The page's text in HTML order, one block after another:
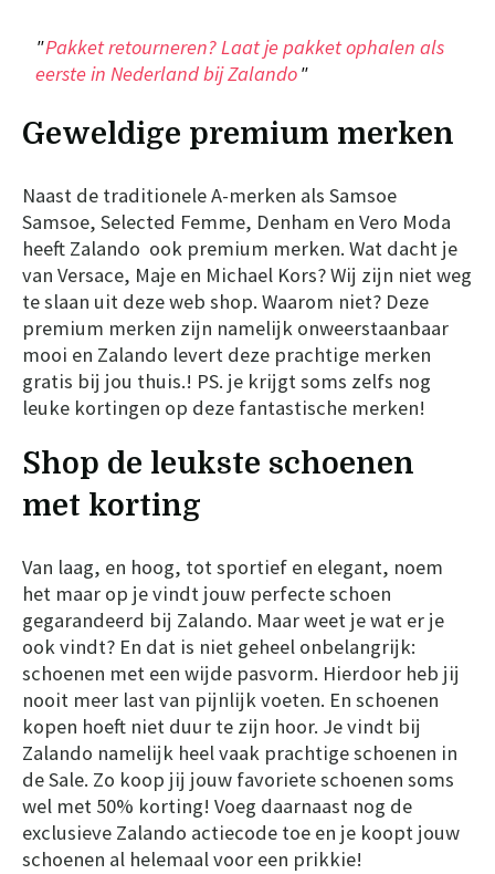
Pakket retourneren? Laat je pakket ophalen als
eerste in Nederland bij Zalando
Geweldige premium merken
Naast de traditionele A-merken als Samsoe
Samsoe, Selected Femme, Denham en Vero Moda
heeft Zalando ook premium merken. Wat dacht je
van Versace, Maje en Michael Kors? Wij zijn niet weg
te slaan uit deze web shop. Waarom niet? Deze
premium merken zijn namelijk onweerstaanbaar
mooi en Zalando levert deze prachtige merken
gratis bij jou thuis.! PS. je krijgt soms zelfs nog
leuke kortingen op deze fantastische merken!
Shop de leukste schoenen
met korting
Van laag, en hoog, tot sportief en elegant, noem
het maar op je vindt jouw perfecte schoen
gegarandeerd bij Zalando. Maar weet je wat er je
ook vindt? En dat is niet geheel onbelangrijk:
schoenen met een wijde pasvorm. Hierdoor heb jij
nooit meer last van pijnlijk voeten. En schoenen
kopen hoeft niet duur te zijn hoor. Je vindt bij
Zalando namelijk heel vaak prachtige schoenen in
de Sale. Zo koop jij jouw favoriete schoenen soms
wel met 50% korting! Voeg daarnaast nog de
exclusieve Zalando actiecode toe en je koopt jouw
schoenen al helemaal voor een prikkie!